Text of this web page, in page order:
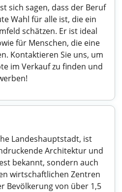
sich sagen, dass der Beruf
Wahl für alle ist, die ein
schätzen. Er ist ideal
für Menschen, die eine
Kontaktieren Sie uns, um
im Verkauf zu finden und
Landeshauptstadt, ist
Architektur und
bekannt, sondern auch
wirtschaftlichen Zentren
Bevölkerung von über 1,5